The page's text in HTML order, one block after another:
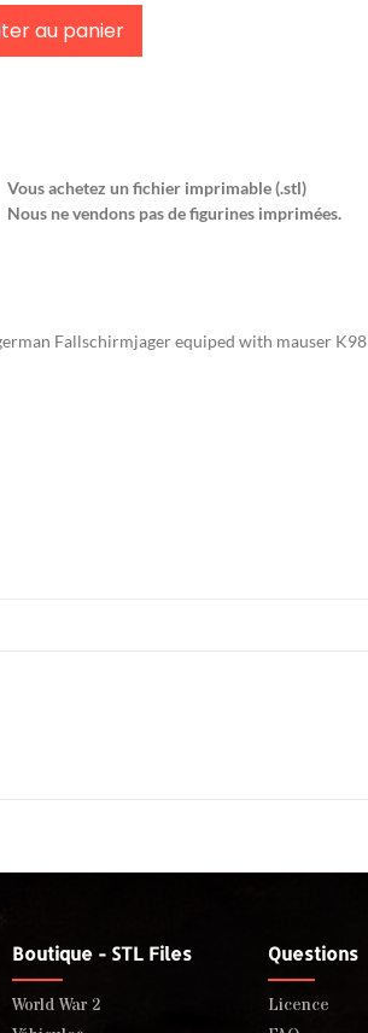
au panier
Vous achetez un fichier imprimable (.stl)
Nous ne vendons pas de figurines imprimées.
Fallschirmjager equiped with mauser K98
Boutique - STL Files
World War 2
Questions
Licence